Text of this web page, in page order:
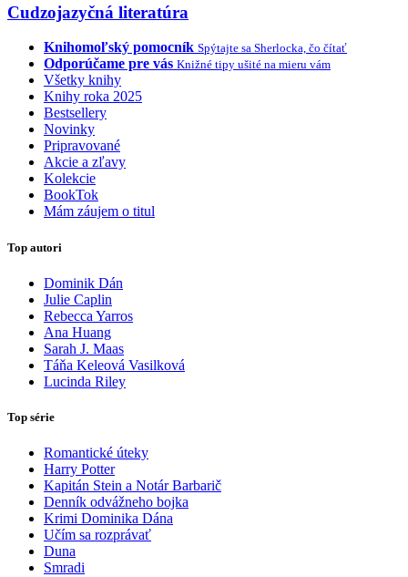
Cudzojazyčná literatúra
Knihomoľský pomocník Spýtajte sa Sherlocka, čo čítať
Odporúčame pre vás Knižné tipy ušité na mieru vám
Všetky knihy
Knihy roka 2025
Bestsellery
Novinky
Pripravované
Akcie a zľavy
Kolekcie
BookTok
Mám záujem o titul
Top autori
Dominik Dán
Julie Caplin
Rebecca Yarros
Ana Huang
Sarah J. Maas
Táňa Keleová Vasilková
Lucinda Riley
Top série
Romantické úteky
Harry Potter
Kapitán Stein a Notár Barbarič
Denník odvážneho bojka
Krimi Dominika Dána
Učím sa rozprávať
Duna
Smradi